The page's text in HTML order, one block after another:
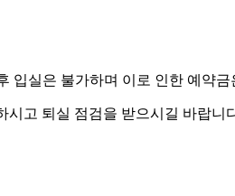
입실은 불가하며 이로 인한 예약
시고 퇴실 점검을 받으시길 바랍니